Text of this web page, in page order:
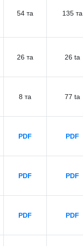
54 та 135 та
26 та 26 ta
8 та 77 ta
PDF PDF
PDF PDF
PDF PDF